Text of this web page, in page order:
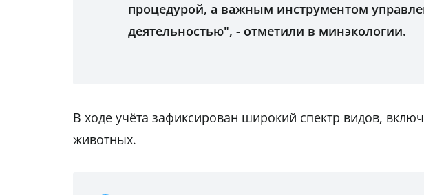
процедурой, а важным инструментом
деятельностью", - отметили в минэкологии.
В ходе учёта зафиксирован широкий спектр видов,
животных.